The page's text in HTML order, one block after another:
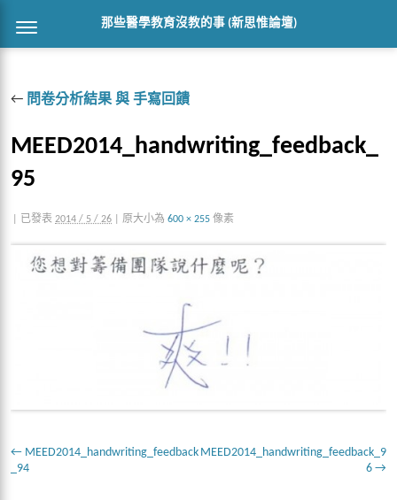
那些醫學教育沒教的事 (新思惟論壇)
← 問卷分析結果 與 手寫回饋
MEED2014_handwriting_feedback_
95
已發表 2014 / 5 / 26 原大小為 600 × 255 像素
MEED2014_handwriting_feedback
_94
MEED2014_handwriting_feedback_9
6